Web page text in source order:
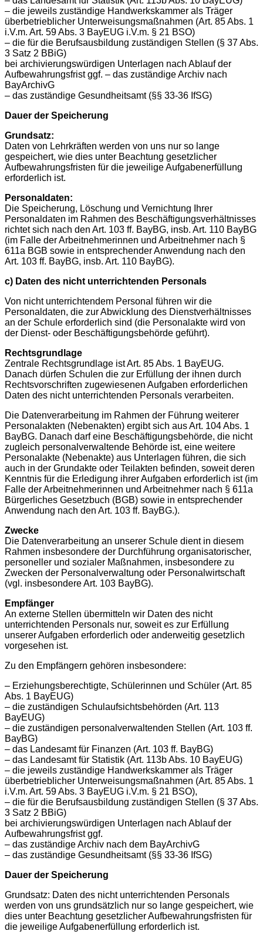
– die jeweils zuständige Handwerkskammer als Träger
überbetrieblicher Unterweisungsmaßnahmen (Art. 85 Abs. 1
i.V.m. Art. 59 Abs. 3 BayEUG i.V.m. § 21 BSO)
– die für die Berufsausbildung zuständigen Stellen (§ 37 Abs.
3 Satz 2 BBiG)
bei archivierungswürdigen Unterlagen nach Ablauf der
Aufbewahrungsfrist ggf. – das zuständige Archiv nach
BayArchivG
– das zuständige Gesundheitsamt (§§ 33-36 IfSG)
Dauer der Speicherung
Grundsatz:
Daten von Lehrkräften werden von uns nur so lange
gespeichert, wie dies unter Beachtung gesetzlicher
Aufbewahrungsfristen für die jeweilige Aufgabenerfüllung
erforderlich ist.
Personaldaten:
Die Speicherung, Löschung und Vernichtung Ihrer
Personaldaten im Rahmen des Beschäftigungsverhältnisses
richtet sich nach den Art. 103 ff. BayBG, insb. Art. 110 BayBG
(im Falle der Arbeitnehmerinnen und Arbeitnehmer nach §
611a BGB sowie in entsprechender Anwendung nach den
Art. 103 ff. BayBG, insb. Art. 110 BayBG).
c) Daten des nicht unterrichtenden Personals
Von nicht unterrichtendem Personal führen wir die
Personaldaten, die zur Abwicklung des Dienstverhältnisses
an der Schule erforderlich sind (die Personalakte wird von
der Dienst- oder Beschäftigungsbehörde geführt).
Rechtsgrundlage
Zentrale Rechtsgrundlage ist Art. 85 Abs. 1 BayEUG.
Danach dürfen Schulen die zur Erfüllung der ihnen durch
Rechtsvorschriften zugewiesenen Aufgaben erforderlichen
Daten des nicht unterrichtenden Personals verarbeiten.
Die Datenverarbeitung im Rahmen der Führung weiterer
Personalakten (Nebenakten) ergibt sich aus Art. 104 Abs. 1
BayBG. Danach darf eine Beschäftigungsbehörde, die nicht
zugleich personalverwaltende Behörde ist, eine weitere
Personalakte (Nebenakte) aus Unterlagen führen, die sich
auch in der Grundakte oder Teilakten befinden, soweit deren
Kenntnis für die Erledigung ihrer Aufgaben erforderlich ist (im
Falle der Arbeitnehmerinnen und Arbeitnehmer nach § 611a
Bürgerliches Gesetzbuch (BGB) sowie in entsprechender
Anwendung nach den Art. 103 ff. BayBG.).
Zwecke
Die Datenverarbeitung an unserer Schule dient in diesem
Rahmen insbesondere der Durchführung organisatorischer,
personeller und sozialer Maßnahmen, insbesondere zu
Zwecken der Personalverwaltung oder Personalwirtschaft
(vgl. insbesondere Art. 103 BayBG).
Empfänger
An externe Stellen übermitteln wir Daten des nicht
unterrichtenden Personals nur, soweit es zur Erfüllung
unserer Aufgaben erforderlich oder anderweitig gesetzlich
vorgesehen ist.
Zu den Empfängern gehören insbesondere:
– Erziehungsberechtigte, Schülerinnen und Schüler (Art. 85
Abs. 1 BayEUG)
– die zuständigen Schulaufsichtsbehörden (Art. 113
BayEUG)
– die zuständigen personalverwaltenden Stellen (Art. 103 ff.
BayBG)
– das Landesamt für Finanzen (Art. 103 ff. BayBG)
– das Landesamt für Statistik (Art. 113b Abs. 10 BayEUG)
– die jeweils zuständige Handwerkskammer als Träger
überbetrieblicher Unterweisungsmaßnahmen (Art. 85 Abs. 1
i.V.m. Art. 59 Abs. 3 BayEUG i.V.m. § 21 BSO),
– die für die Berufsausbildung zuständigen Stellen (§ 37 Abs.
3 Satz 2 BBiG)
bei archivierungswürdigen Unterlagen nach Ablauf der
Aufbewahrungsfrist ggf.
– das zuständige Archiv nach dem BayArchivG
– das zuständige Gesundheitsamt (§§ 33-36 IfSG)
Dauer der Speicherung
Grundsatz: Daten des nicht unterrichtenden Personals
werden von uns grundsätzlich nur so lange gespeichert, wie
dies unter Beachtung gesetzlicher Aufbewahrungsfristen für
die jeweilige Aufgabenerfüllung erforderlich ist.